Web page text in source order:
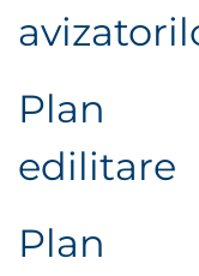
Plan
edilitare
Plan